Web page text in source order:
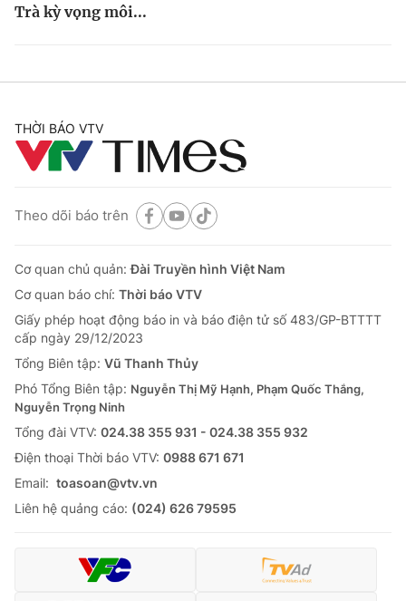
Trà kỳ vọng môi...
THỜI BÁO VTV
Theo dõi báo trên
Cơ quan chủ quản:Đài Truyền hình Việt Nam
Cơ quan báo chí: Thời báo VTV
Giấy phép hoạt động báo in và báo điện tử số 483/GP-BTTTT
cấp ngày 29/12/2023
Tổng Biên tập: Vũ Thanh Thủy
Phó Tổng Biên tập: Nguyễn Thị Mỹ Hạnh, Phạm Quốc Thắng,
Nguyễn Trọng Ninh
Tổng đài VTV: 024.38 355 931 - 024.38 355 932
Ðiện thoại Thời báo VTV: 0988 671 671
Email: toasoan@vtv.vn
Liên hệ quảng cáo: (024) 626 79595